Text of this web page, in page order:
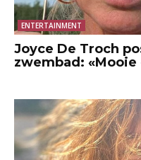
ENTERTAINMENT
Joyce De Troch
zwembad: